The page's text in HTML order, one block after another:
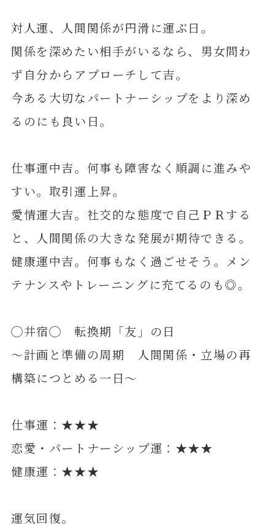
対人運、人間関係が円滑に運ぶ日。
関係を深めたい相手がいるなら、男女問わ
ず自分からアプローチして吉。
今ある大切なパートナーシップをより深め
るのにも良い日。
仕事運中吉。何事も障害なく順調に進みや
すい。取引運上昇。
愛情運大吉。社交的な態度で自己ＰＲする
と、人間関係の大きな発展が期待できる。
健康運中吉。何事もなく過ごせそう。メン
テナンスやトレーニングに充てるのも◎。
◯井宿◯ 転換期「友」の日
～計画と準備の周期 人間関係・立場の再
構築につとめる一日～
仕事運：★★★
恋愛・パートナーシップ運：★★★
健康運：★★★
運気回復。